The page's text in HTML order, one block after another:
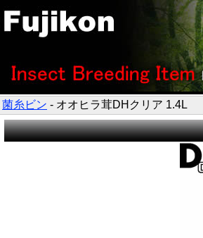
菌糸ビン - オオヒラ茸DHクリア 1.4L